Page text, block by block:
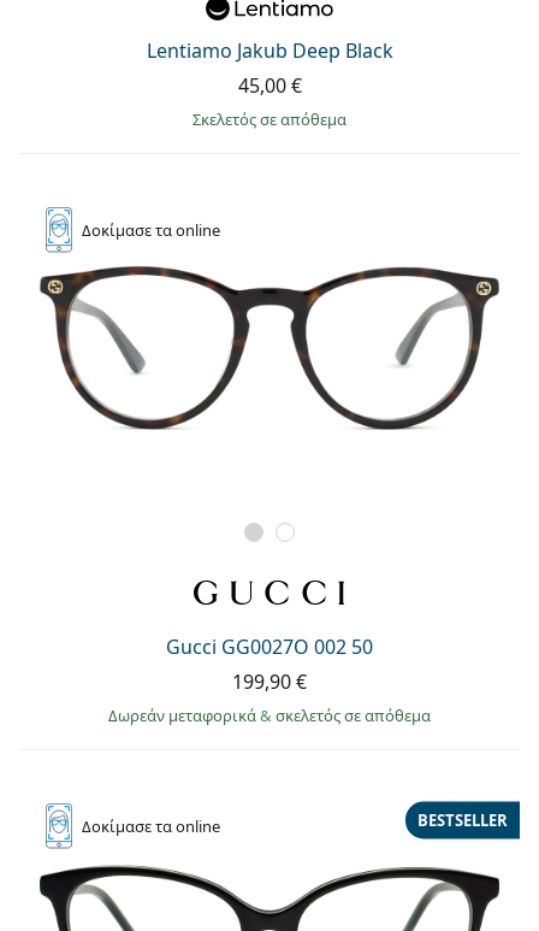
Lentiamo Jakub Deep Black
45,00 €
σκελετός σε απόθεμα
Δοκίμασετα online
Gucci GG0027O 002 50
199,90 €
Δωρεάν μεταφορικά & σκελετός σε απόθεμα
Δοκίμασετα online BESTSELLER